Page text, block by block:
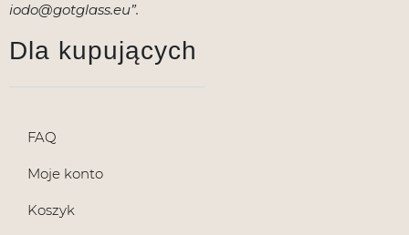
iodo@gotglass.eu”.
Dla kupujących
FAQ
Moje konto
Koszyk